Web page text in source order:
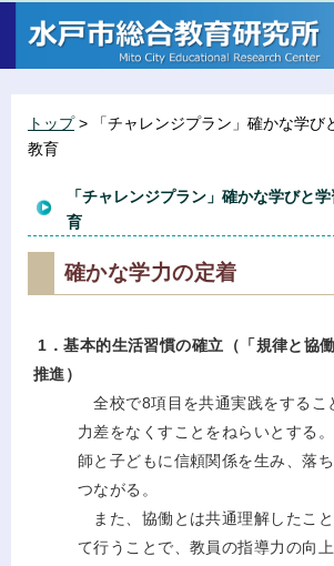
トップ> 「チャレンジプラン」確かな学び
教育
「チャレンジプラン」確かな学びと
育
確かな学力の定着
1．基本的生活習慣の確立（「規律と協
推進）
全校で8項目を共通実践をするこ
力差をなくすことをねらいとする
師と子どもに信頼関係を生み、落
つながる。
また、協働とは共通理解したこと
て行うことで、教員の指導力の向